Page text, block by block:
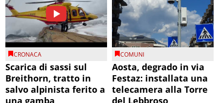
CRONACA
Scarica di sassi sul
Breithorn, tratto in
salvo alpinista ferito a
una gamba
COMUNI
Aosta, degrado in via
Festaz: installata una
telecamera alla Torre
del Lebbroso